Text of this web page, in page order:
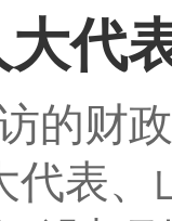
代
的财
代表